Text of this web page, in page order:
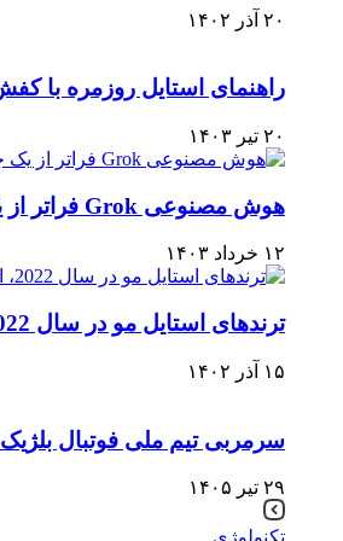
۲۰ آذر ۱۴۰۲
راهنمای استایل روزمره با
۲۰ تیر ۱۴۰۳
هوش مصنوعی Grok فراتر از یک چت‌بات ساده
۱۲ خرداد ۱۴۰۳
ترندهای استایل مو در سال 2022، از سبک مینیمال تا کلاسیک
۱۵ آذر ۱۴۰۲
سرمربی تیم ملی فوتبال
۲۹ تیر ۱۴۰۵